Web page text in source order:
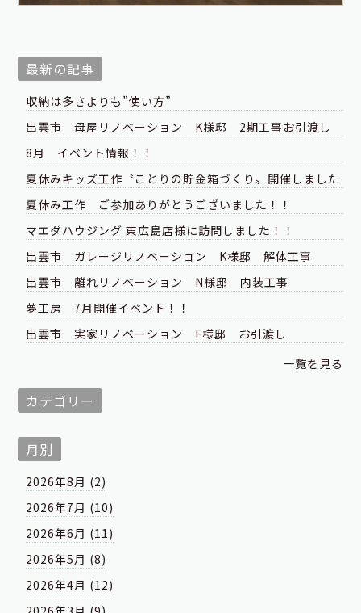
最新の記事
収納は多さよりも”使い方”
出雲市 母屋リノベーション K様邸 2期工事お引渡し
8月 イベント情報！！
夏休みキッズ工作〝ことりの貯金箱づくり〟開催しました
夏休み工作 ご参加ありがとうございました！！
マエダハウジング 東広島店様に訪問しました！！
出雲市 ガレージリノベーション K様邸 解体工事
出雲市 離れリノベーション N様邸 内装工事
夢工房 7月開催イベント！！
出雲市 実家リノベーション F様邸 お引渡し
一覧を見る
カテゴリー
月別
2026年8月 (2)
2026年7月 (10)
2026年6月 (11)
2026年5月 (8)
2026年4月 (12)